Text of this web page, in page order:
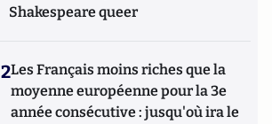
Shakespeare queer
2Les Français moins riches que la
moyenne européenne pour la 3e
année consécutive : jusqu'où ira le